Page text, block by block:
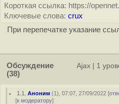
Короткая ссылка: https://
Ключевые слова: crux
При перепечатке указание
Обсуждение
(38)
Ajax 1
1.1 ,Аноним (1), 07:07, 27/09/2022 [
[к модератору]